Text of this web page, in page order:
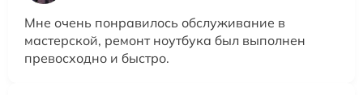
Мне очень понравилось обслуживание в
мастерской, ремонт ноутбука был выполнен
превосходно и быстро.